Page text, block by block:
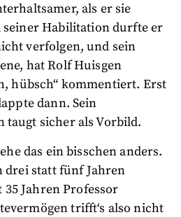
als er sie
seiner Habilitation durfte er
verfolgen, und sein
hat Rolf Huisgen
hübsch“ kommentiert. Erst
dann. Sein
taugt sicher als Vorbild.
das ein bisschen anders.
statt fünf Jahren
Jahren Professor
trifft‘s also nicht